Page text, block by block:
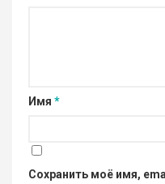
Имя *
Сохранить моё имя,